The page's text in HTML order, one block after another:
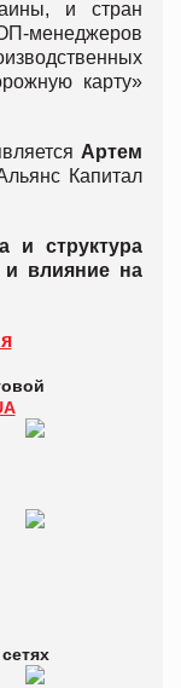
и стран
менеджеров
карту»
Артем
Капитал
и структура
и влияние на